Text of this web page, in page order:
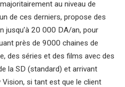
au niveau de
de ces derniers, propose des
20 000 DA/an, pour
près de 9000 chaines de
des séries et des films avec des
la SD (standard) et arrivant
Vision, si tant est que le client